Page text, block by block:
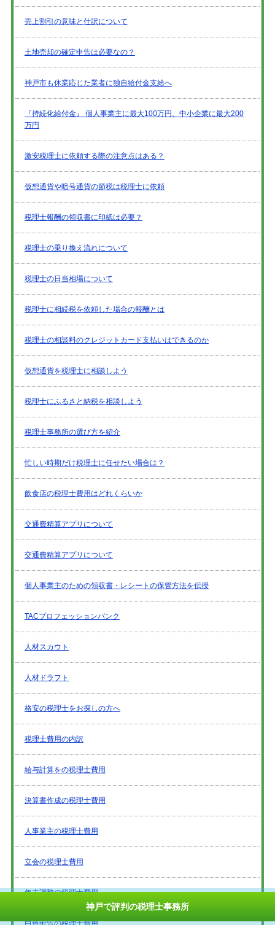
売上割引の意味と仕訳について
土地売却の確定申告は必要なの？
神戸市も休業応じた業者に独自給付金支給へ
『持続化給付金』 個人事業主に最大100万円、中小企業に最大200
万円
激安税理士に依頼する際の注意点はある？
仮想通貨や暗号通貨の節税は税理士に依頼
税理士報酬の領収書に印紙は必要？
税理士の乗り換え流れについて
税理士の日当相場について
税理士に相続税を依頼した場合の報酬とは
税理士の相談料のクレジットカード支払いはできるのか
仮想通貨を税理士に相談しよう
税理士にふるさと納税を相談しよう
税理士事務所の選び方を紹介
忙しい時期だけ税理士に任せたい場合は？
飲食店の税理士費用はどれくらいか
交通費精算アプリについて
交通費精算アプリについて
個人事業主のための領収書・レシートの保管方法を伝授
TACプロフェッションバンク
人材スカウト
人材ドラフト
格安の税理士をお探しの方へ
税理士費用の内訳
給与計算をの税理士費用
決算書作成の税理士費用
人事業主の税理士費用
立会の税理士費用
年末調整の税理士費用
白色申告の税理士費用
神戸で評判の税理士事務所